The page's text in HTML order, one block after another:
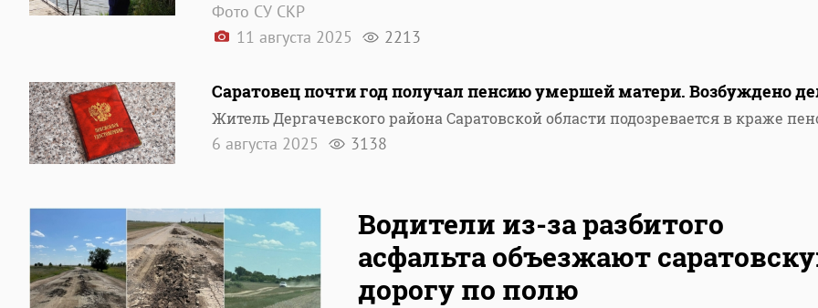
Фото СУ СКР
11 августа 2025
2213
Саратовец почти год получал пенсию умершей матери. Возбуждено
Житель Дергачевского района Саратовской области подозревается в краже
6 августа 2025 3138
Водители из-за разбитого
асфальта объезжают
дорогу по полю